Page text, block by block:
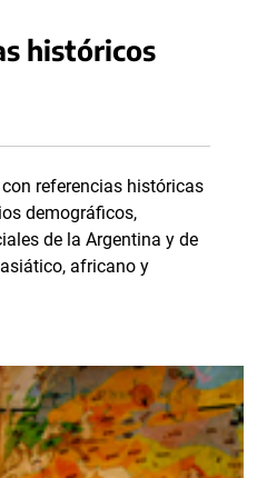
históricos
referencias históricas
demográficos,
de la Argentina y de
africano y